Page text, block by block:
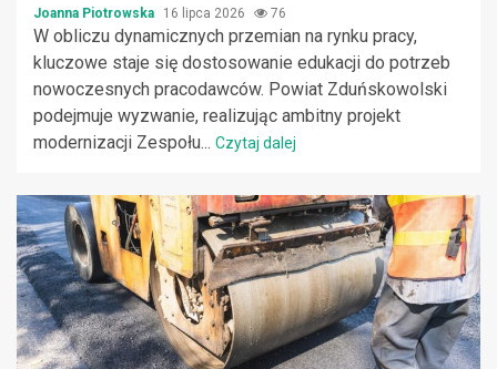
Joanna Piotrowska 16 lipca 2026 76
W obliczu dynamicznych przemian na rynku pracy,
kluczowe staje się dostosowanie edukacji do potrzeb
nowoczesnych pracodawców. Powiat Zduńskowolski
podejmuje wyzwanie, realizując ambitny projekt
modernizacji Zespołu... Czytaj dalej